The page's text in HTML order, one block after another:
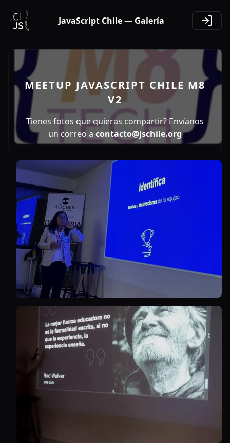
JavaScript Chile — Galería
MEETUP JAVASCRIPT CHILE M8
V2
Tienes fotos que quieras compartir? Envíanos
un correo a contacto@jschile.org